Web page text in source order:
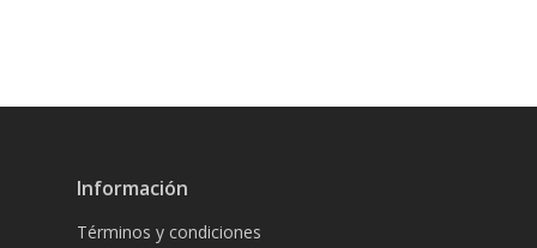
Información
Términos y condiciones